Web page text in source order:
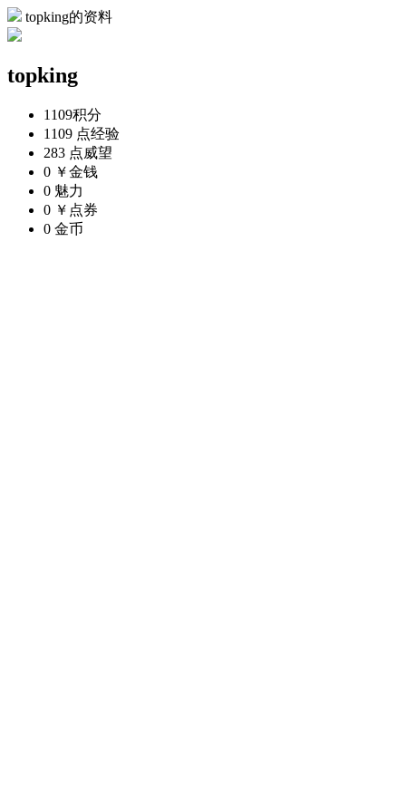
topking的资料
topking
1109积分
1109 点经验
283 点威望
0 ￥金钱
0 魅力
0 ￥ 点券
0 金币